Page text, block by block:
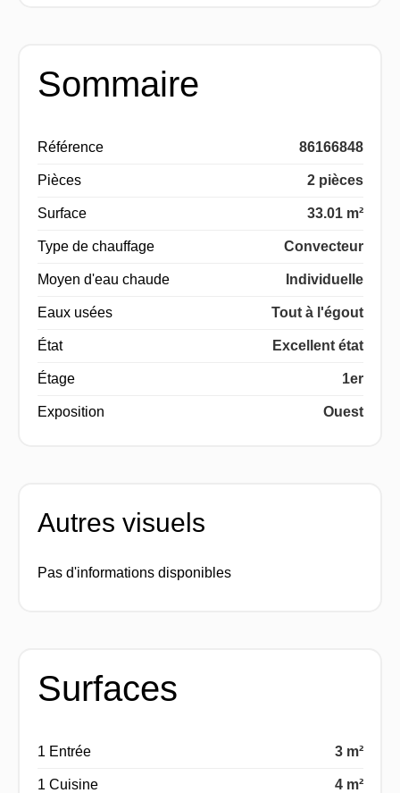
Sommaire
Référence 86166848
Pièces 2 pièces
Surface 33.01 m²
Type de chauffage Convecteur
Moyen d'eau chaude Individuelle
Eaux usées Tout à l'égout
État Excellent état
Étage 1er
Exposition Ouest
Autres visuels
Pas d'informations disponibles
Surfaces
1 Entrée 3 m²
1 Cuisine 4 m²